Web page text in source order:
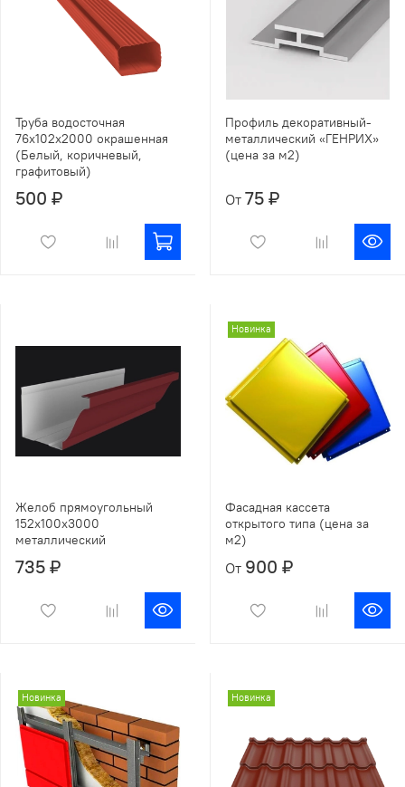
Труба водосточная
76х102х2000 окрашенная
(Белый, коричневый,
графитовый)
500 ₽
Профиль декоративный-
металлический «ГЕНРИХ»
(цена за м2)
От 75 ₽
Желоб прямоугольный
152х100х3000
металлический
735 ₽
Новинка
Фасадная кассета
открытого типа (цена за
м2)
От 900 ₽
Новинка Новинка